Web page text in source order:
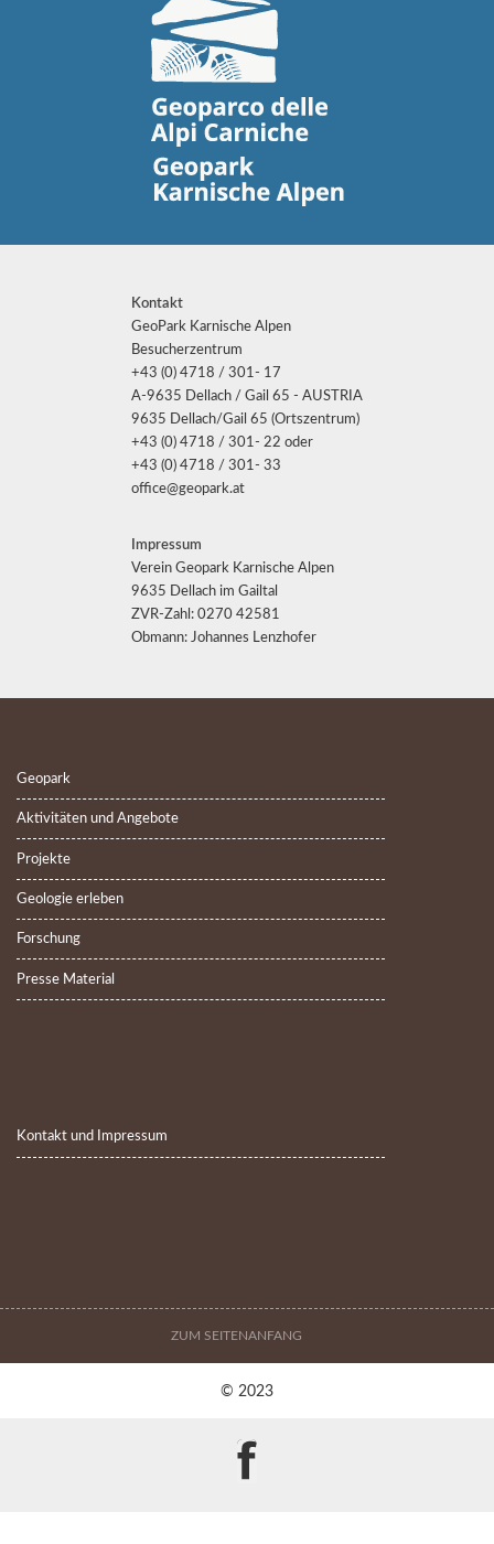
Kontakt
GeoPark Karnische Alpen
Besucherzentrum
+43 (0) 4718 / 301- 17
A-9635 Dellach / Gail 65 - AUSTRIA
9635 Dellach/Gail 65 (Ortszentrum)
+43 (0) 4718 / 301- 22 oder
+43 (0) 4718 / 301- 33
office@geopark.at
Impressum
Verein Geopark Karnische Alpen
9635 Dellach im Gailtal
ZVR-Zahl: 0270 42581
Obmann: Johannes Lenzhofer
Geopark
Aktivitäten und Angebote
Projekte
Geologie erleben
Forschung
Presse Material
Kontakt und Impressum
ZUM SEITENANFANG
© 2023